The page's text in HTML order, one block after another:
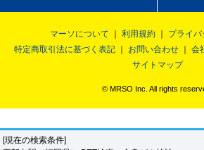
[現在の検索条件]
マーソについて 利用規約
プライ
特定商取引法に基づく表記
お問い合わせ 会
サイトマップ
© MRSO Inc. All rights